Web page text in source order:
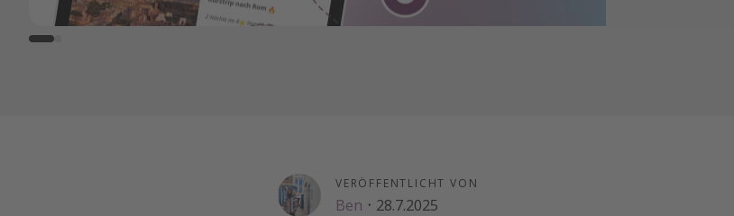
VERÖFFENTLICHT VON
Ben · 28.7.2025